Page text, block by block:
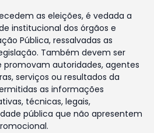
as eleições, é vedada a
institucional dos órgãos e
Pública, ressalvadas as
Também devem ser
autoridades, agentes
serviços ou resultados da
as informações
técnicas, legais,
pública que não apresentem